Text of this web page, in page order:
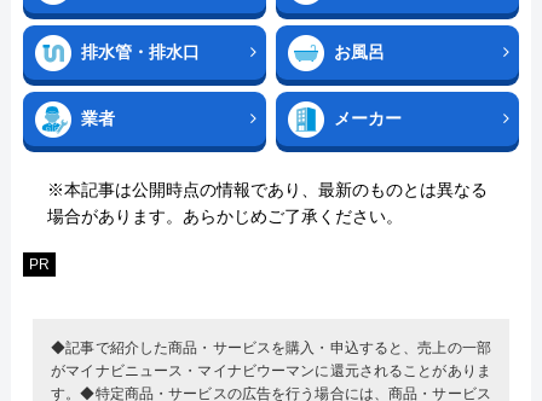
排水管・排水口 お風呂
業者 メーカー
※本記事は公開時点の情報であり、最新のものとは異なる
場合があります。あらかじめご了承ください。
PR
◆記事で紹介した商品・サービスを購入・申込すると、売上の一部
がマイナビニュース・マイナビウーマンに還元されることがありま
す。◆特定商品・サービスの広告を行う場合には、商品・サービス